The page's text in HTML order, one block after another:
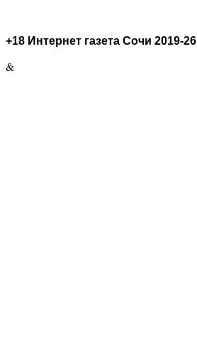
+18 Интернет газета Сочи 2019-26
&